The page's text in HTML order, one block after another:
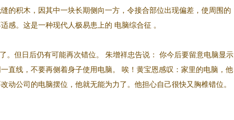
的积木，因其中一块长期侧向一方，令接合部位出现偏差，使周围的
感。这是一种现代人极易患上的 电脑综合征 。
。但日后仍有可能再次错位。 朱增祥忠告说： 你今后要留意电脑显示
直线，不要再侧着身子使用电脑。 唉！黄宝恩感叹：家里的电脑，他
动公司的电脑摆位，他就无能为力了。他担心自己很快又胸椎错位。